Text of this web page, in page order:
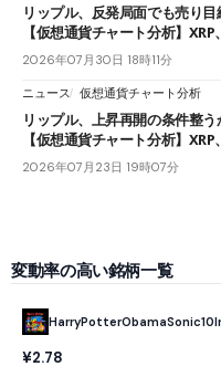
リップル、反発局面でも売り
【仮想通貨チャート分析】
2026年07月30日 18時11分
ニュース 仮想通貨チャート分析
リップル、上昇再開の条件整
【仮想通貨チャート分析】
2026年07月23日 19時07分
変動率の高い銘柄一覧
¥2.78